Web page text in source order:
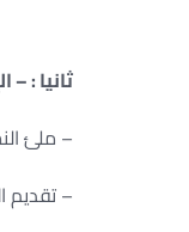
ثانيا :
– ملئ
– تقديم